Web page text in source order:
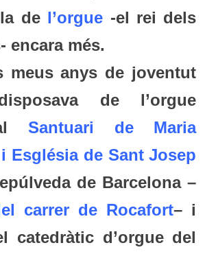
de l’orgue -el rei dels
encara més.
meus anys de joventut
de l’orgue
Santuari de Maria
Església de Sant Josep
de Barcelona –
carrer de Rocafort– i
catedràtic d’orgue del